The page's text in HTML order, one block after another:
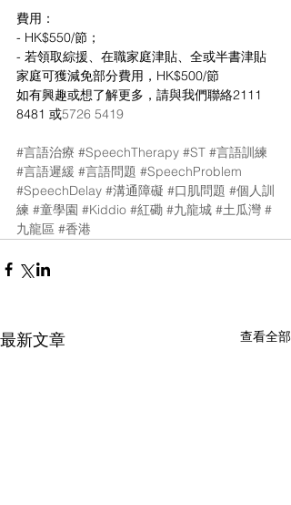
費用：
- HK$550/節；
- 若領取綜援、在職家庭津貼、全或半書津貼
家庭可獲減免部分費用，HK$500/節
如有興趣或想了解更多，請與我們聯絡2111
8481 或5726 5419
#言語治療 #SpeechTherapy #ST #言語訓練
#言語遲緩 #言語問題 #SpeechProblem
#SpeechDelay #溝通障礙 #口肌問題 #個人訓
練 #童學園 #Kiddio #紅磡 #九龍城 #土瓜灣 #
九龍區 #香港
最新文章 查看全部